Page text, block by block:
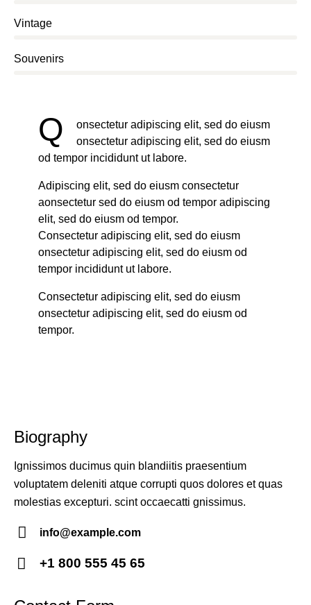
Vintage
Souvenirs
Q
onsectetur adipiscing elit, sed do eiusm
onsectetur adipiscing elit, sed do eiusm
od tempor incididunt ut labore.
Adipiscing elit, sed do eiusm consectetur
aonsectetur sed do eiusm od tempor adipiscing
elit, sed do eiusm od tempor.
Consectetur adipiscing elit, sed do eiusm
onsectetur adipiscing elit, sed do eiusm od
tempor incididunt ut labore.
Consectetur adipiscing elit, sed do eiusm
onsectetur adipiscing elit, sed do eiusm od
tempor.
Biography
Ignissimos ducimus quin blandiitis praesentium
voluptatem deleniti atque corrupti quos dolores et quas
molestias excepturi. scint occaecatti gnissimus.
m
info@example.com
+1 800 555 45 65